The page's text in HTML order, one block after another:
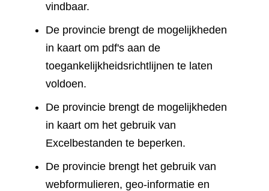
vindbaar.
De provincie brengt de mogelijkheden
in kaart om pdf's aan de
toegankelijkheidsrichtlijnen te laten
voldoen.
De provincie brengt de mogelijkheden
in kaart om het gebruik van
Excelbestanden te beperken.
De provincie brengt het gebruik van
webformulieren, geo-informatie en